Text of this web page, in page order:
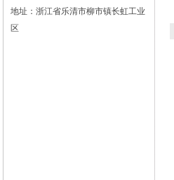
地址：浙江省乐清市柳市镇长虹工业
区